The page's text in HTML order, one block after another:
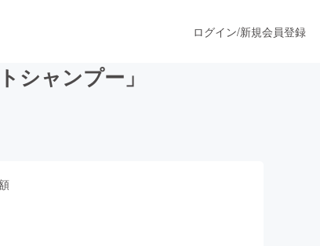
ログイン/新規会員登録
シャンプー」